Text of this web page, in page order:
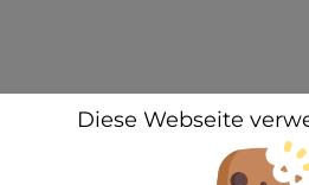
Diese Webseite